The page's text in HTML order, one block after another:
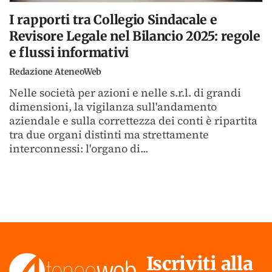
I rapporti tra Collegio Sindacale e
Revisore Legale nel Bilancio 2025: regole
e flussi informativi
Redazione AteneoWeb
Nelle società per azioni e nelle s.r.l. di grandi
dimensioni, la vigilanza sull'andamento
aziendale e sulla correttezza dei conti è ripartita
tra due organi distinti ma strettamente
interconnessi: l'organo di...
Iscriviti alla